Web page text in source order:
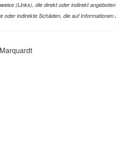
(Links), die direkt oder indirekt
oder indirekte Schäden, die auf